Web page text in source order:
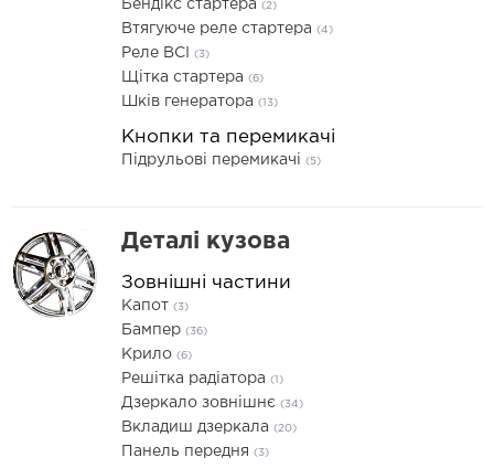
Бендікс стартера (2)
Втягуюче реле стартера (4)
Реле ВСІ (3)
Щітка стартера (6)
Шків генератора (13)
Кнопки та перемикачі
Підрульові перемикачі (5)
Деталі кузова
Зовнішні частини
Капот (3)
Бампер (36)
Крило (6)
Решітка радіатора (1)
Дзеркало зовнішнє (34)
Вкладиш дзеркала (20)
Панель передня (3)